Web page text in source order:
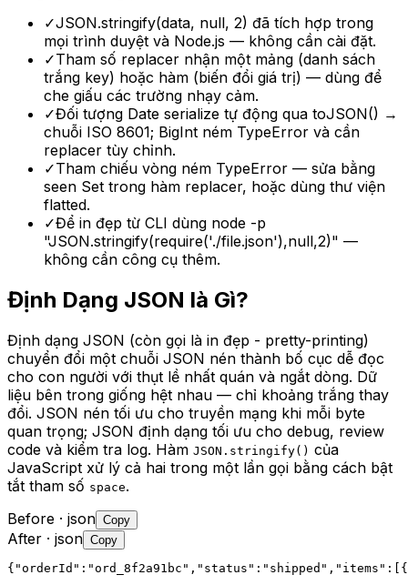
✓JSON.stringify(data, null, 2) đã tích hợp trong
mọi trình duyệt và Node.js — không cần cài đặt.
✓Tham số replacer nhận một mảng (danh sách
trắng key) hoặc hàm (biến đổi giá trị) — dùng để
che giấu các trường nhạy cảm.
✓Đối tượng Date serialize tự động qua toJSON() →
chuỗi ISO 8601; BigInt ném TypeError và cần
replacer tùy chỉnh.
✓Tham chiếu vòng ném TypeError — sửa bằng
seen Set trong hàm replacer, hoặc dùng thư viện
flatted.
✓Để in đẹp từ CLI dùng node -p
"JSON.stringify(require('./file.json'),null,2)" —
không cần công cụ thêm.
Định Dạng JSON là Gì?
Định dạng JSON (còn gọi là in đẹp - pretty-printing)
chuyển đổi một chuỗi JSON nén thành bố cục dễ đọc
cho con người với thụt lề nhất quán và ngắt dòng. Dữ
liệu bên trong giống hệt nhau — chỉ khoảng trắng thay
đổi. JSON nén tối ưu cho truyền mạng khi mỗi byte
quan trọng; JSON định dạng tối ưu cho debug, review
code và kiểm tra log. Hàm JSON.stringify() của
JavaScript xử lý cả hai trong một lần gọi bằng cách bật
tắt tham số space.
Before · json Copy
After · json Copy